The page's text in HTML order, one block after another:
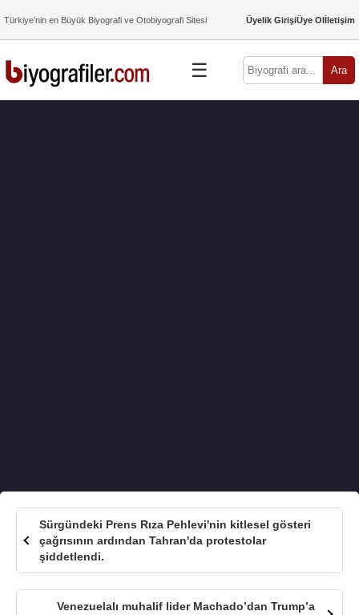
Türkiye’nin en Büyük Biyografi ve Otobiyografi Sitesi Üyelik GirişiÜye Olİletişim
☰ Ara
Sürgündeki Prens Rıza Pehlevi'nin kitlesel gösteri
çağrısının ardından Tahran'da protestolar
şiddetlendi.
Venezuelalı muhalif lider Machado’dan Trump’a